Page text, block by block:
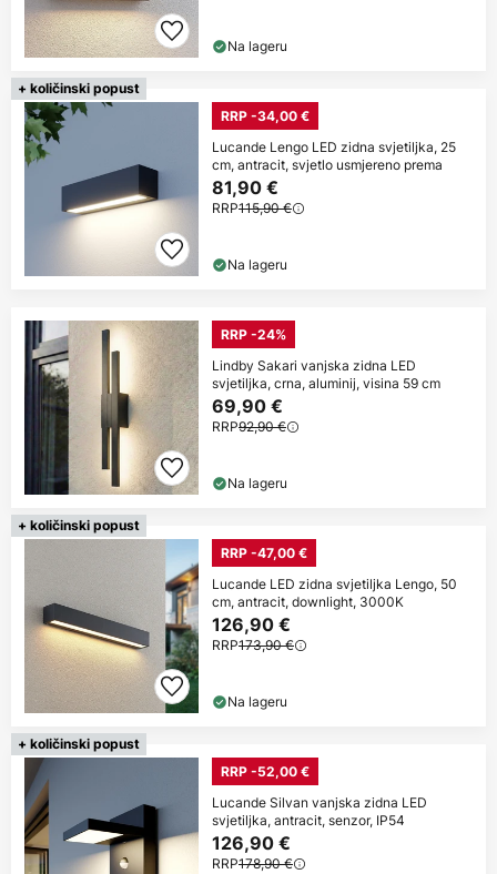
Na lageru
+ količinski popust
RRP -34,00 €
Lucande Lengo LED zidna svjetiljka, 25
cm, antracit, svjetlo usmjereno prema
81,90 €
RRP115,90 €
Na lageru
RRP -24%
Lindby Sakari vanjska zidna LED
svjetiljka, crna, aluminij, visina 59 cm
69,90 €
RRP92,90 €
Na lageru
+ količinski popust
RRP -47,00 €
Lucande LED zidna svjetiljka Lengo, 50
cm, antracit, downlight, 3000K
126,90 €
RRP173,90 €
Na lageru
+ količinski popust
RRP -52,00 €
Lucande Silvan vanjska zidna LED
svjetiljka, antracit, senzor, IP54
126,90 €
RRP178,90 €